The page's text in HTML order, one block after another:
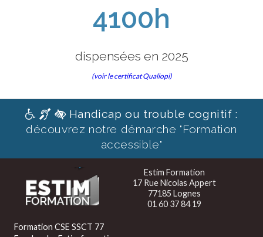
4100h
dispensées en 2025
(voir le certificat Qualiopi)
Handicap ou trouble cognitif :
découvrez notre démarche "Formation
accessible"
Estim Formation
17 Rue Nicolas Appert
77185 Lognes
01 60 37 84 19
Formation CSE SSCT 77